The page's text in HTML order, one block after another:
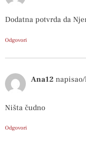
Dodatna potvrda da
Odgovori
Ana12
Ništa čudno
Odgovori